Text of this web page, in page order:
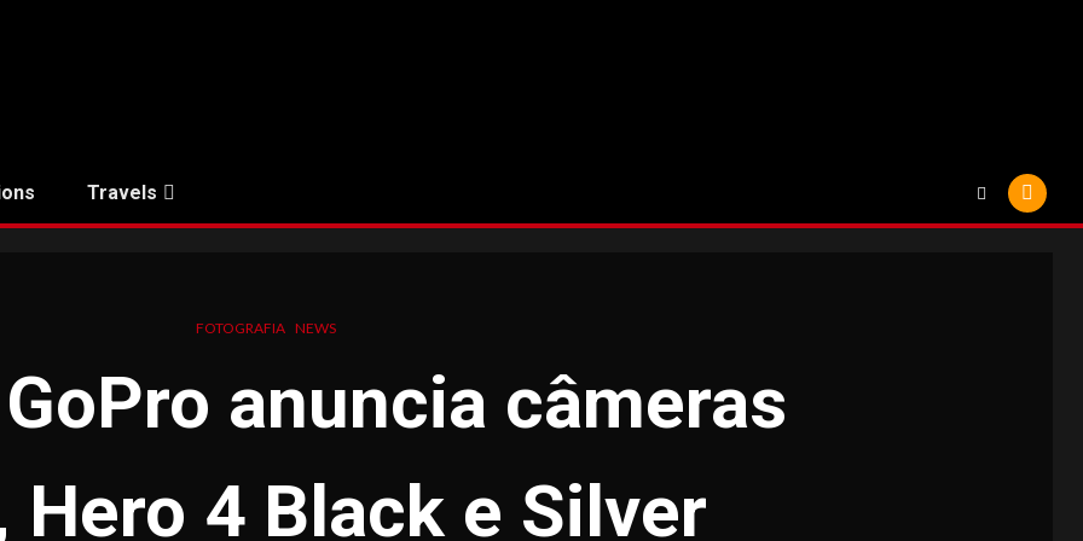
Travels
FOTOGRAFIA NEWS
anuncia câmeras
Hero 4 Black e Silver